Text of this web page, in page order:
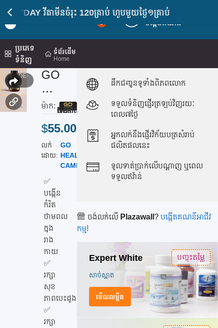
ចូលគណនី
បង្កើតគណនី
ប្រភេទ
ទំនិញ
ទំព័រដើម
Home
វីតាមីនចំរុះ 120គ្រាប់ ហូបមួយថ្ងៃ១គ្រាប់
CODE-
259
GO
MU
LTI
EV
ER
YD
AY
មីន
ចំរុះ
120
គ្រា
ប់
ហូប
មួយ
ថ្ងៃ១
គ្រា
ប់
ម៉ាក:
Go Healthy, NZ
4.0
$55.00
លក់
ដោយ:
GO
HEALTHY
CAMBODIA
ស្ថានភាព:
ស្តុក
✅
បង្កើន
កំរិត
ថាមពល
ក្នុង
រាង
កាយ
✅
រក្សា
សុខ
ភាពបេះដូង
✅
រក្សា
ដឹកជញ្ចូនទូទាំងពិភពលោក
ទទួលទំនិញផ្ញើរត្រឡប់វិញរយៈ
ពេល៧ថ្ងៃ
អ្នកលក់នឹងផ្ញើរវិក័យបត្រសំរាប់
ផលិតផលនេះ
ទូលទាត់ប្រាក់លើបណ្តាញ ឬពេល
ទទួលឥវ៉ាន់
ចង់លក់លើ Plazawall ? បង្កើតគណនីអាជីវ
កម្ម!
បញ្ចុះតម្លៃ
Expert White
សាច់ស្អាត
មើលលម្អិត